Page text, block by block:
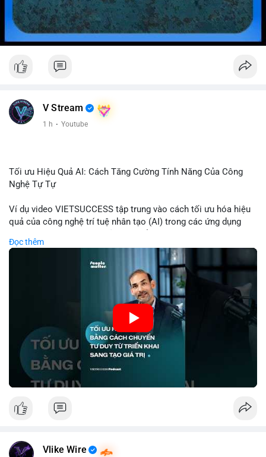
V Stream
1 h · Youtube
Tối ưu Hiệu Quả AI: Cách Tăng Cường Tính Năng Của Công
Nghệ Tự Tự
Ví dụ video VIETSUCCESS tập trung vào cách tối ưu hóa hiệu
quả của công nghệ trí tuệ nhân tạo (AI) trong các ứng dụng
đoán xu hướng thị trường, và tự động hóa quy trình trong lĩnh
vực tài chính và crypto. Bài đăng nhấn mạnh vai trò của AI
trong việc giảm thiểu sai lầm, tăng tốc độ xử lý, và hỗ trợ quyết
định dựa trên dữ liệu. Điều này đặc biệt quan trọng trong thời
kỳ phát triển nhanh chóng của ngành crypto, nơi tính chính xác
và tốc độ là yếu tố quyết định.
🎥 Xem video trực tiếp tại:
Nguồn: VIETSUCCESS
Đọc thêm
Vlike Wire